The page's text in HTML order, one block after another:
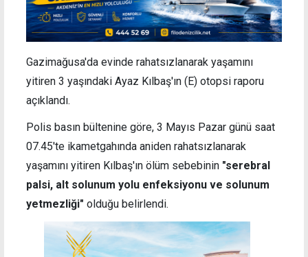
Gazimağusa'da evinde rahatsızlanarak yaşamını
yitiren 3 yaşındaki Ayaz Kılbaş'ın (E) otopsi raporu
açıklandı.
Polis basın bültenine göre, 3 Mayıs Pazar günü saat
07.45'te ikametgahında aniden rahatsızlanarak
yaşamını yitiren Kılbaş'ın ölüm sebebinin "serebral
palsi, alt solunum yolu enfeksiyonu ve solunum
yetmezliği" olduğu belirlendi.